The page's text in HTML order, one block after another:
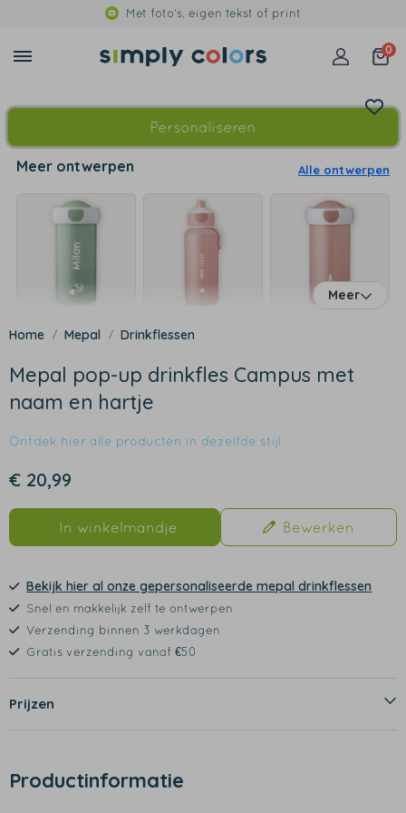
Met foto's, eigen tekst of print
0
Personaliseren
Meer ontwerpen Alle ontwerpen
Meer
Mepal Drinkflessen
Mepal pop-up drinkfles Campus met
naam en hartje
Ontdek hier alle producten in dezelfde stijl
€ 20,99
In winkelmandje Bewerken
Bekijk hier al onze gepersonaliseerde mepal drinkflessen
Snel en makkelijk zelf te ontwerpen
Verzending binnen 3 werkdagen
Gratis verzending vanaf €50
Prijzen
Productinformatie